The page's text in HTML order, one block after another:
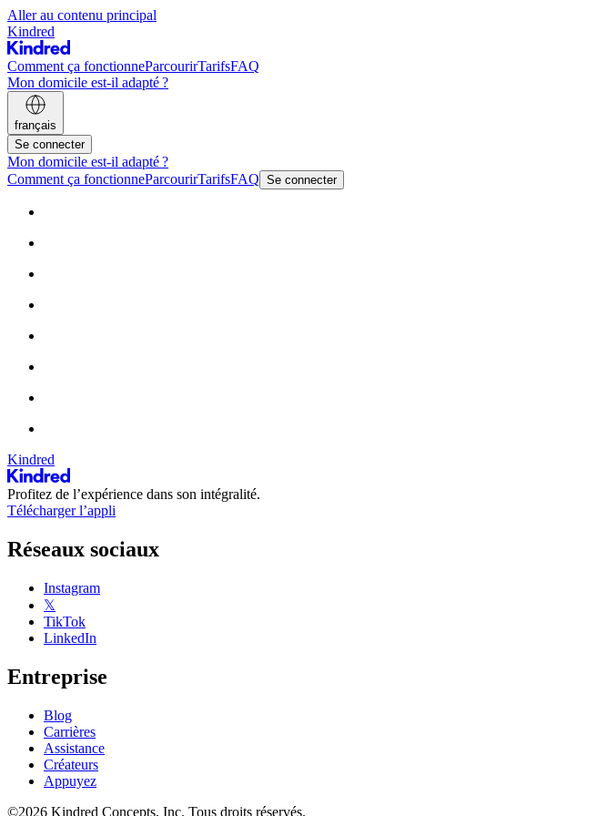
Aller au contenu principal
Kindred
Comment ça fonctionneParcourirTarifsFAQ
Mon domicile est-il adapté ?
français
Se connecter
Mon domicile est-il adapté ?
Comment ça fonctionneParcourirTarifsFAQ Se connecter
Kindred
Profitez de l’expérience dans son intégralité.
Télécharger l’appli
Réseaux sociaux
Instagram
𝕏
TikTok
LinkedIn
Entreprise
Blog
Carrières
Assistance
Créateurs
Appuyez
©2026 Kindred Concepts, Inc. Tous droits réservés.